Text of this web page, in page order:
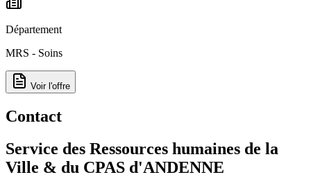
Département
MRS - Soins
Voir l'offre
Contact
Service des Ressources humaines de la
Ville & du CPAS d'ANDENNE